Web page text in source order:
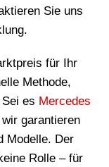
Sie uns
für Ihr
Methode,
es Mercedes
garantieren
Modelle. Der
Rolle – für